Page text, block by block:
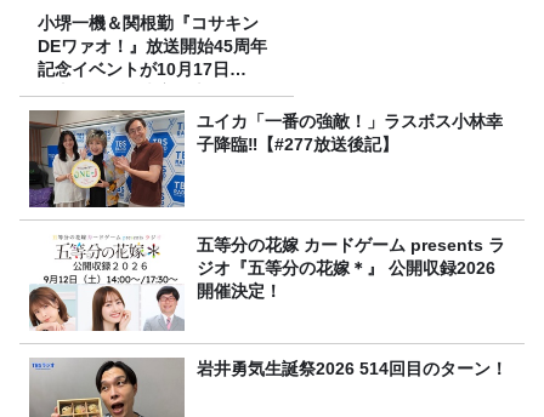
小堺一機＆関根勤『コサキン
DEワァオ！』放送開始45周年
記念イベントが10月17日
（土）に開催決定！本日より
FC先行受付スタート！ユイカ「一番の強敵！」ラスボス小林幸
子降臨‼【#277放送後記】
五等分の花嫁 カードゲーム presents ラ
ジオ『五等分の花嫁＊』 公開収録2026
開催決定！
岩井勇気生誕祭2026 514回目のターン！